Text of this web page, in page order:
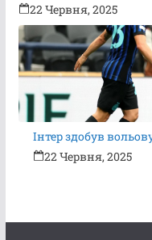
22 Червня, 2025
Інтер здобув
22 Червня, 2025